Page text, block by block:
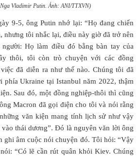
Vladimir Putin. Ảnh: ANI/TTXVN)
9-5, ông Putin nhớ lại: “Họ đang chiến
nhưng tôi nhắc lại, điều này giờ đã trở nên
Họ làm điều đó bằng bàn tay của
thôi, tôi còn trò chuyện với các đồng
đã diễn ra như thế nào. Chúng tôi đã
phía Ukraine tại Istanbul năm 2022, thậm
Sau đó, một đồng nghiệp-thôi thì cũng
Macron đã gọi điện cho tôi và nói rằng
văn kiện mang tính lịch sử như vậy
thái dương”. Đó là nguyên văn lời ông
ghi âm cuộc nói chuyện đó. Tôi hỏi: “Vậy
“Có lẽ cần rút quân khỏi Kiev. Chúng